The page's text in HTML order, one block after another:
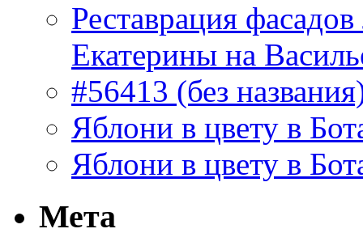
Реставрация
Екатерины на
#56413 (без
Яблони в цвету в
Яблони в цвету в
Мета